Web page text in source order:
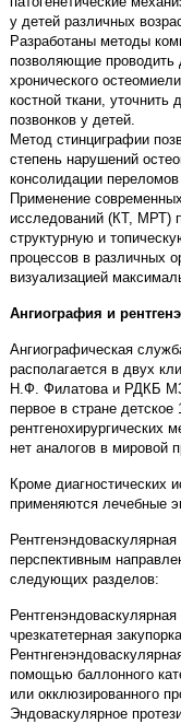
у детей различных
Разработаны методы
позволяющие
хронического
костной ткани, уточнить
позвонков у детей.
Метод стинциграфии
степень нарушений
консолидации
Применение
исследований (КТ, МРТ)
структурную и
процессов в различных
визуализацией
Ангиография и
Ангиографическая
располагается в двух
Н.Ф. Филатова и РДКБ
первое в стране детское
рентгенохирургических
нет аналогов в мировой
Кроме диагностических
применяются лечебные
перспективным
следующих разделов:
чрезкатетерная
помощью баллонного
или окклюзированного
Эндоваскулярное